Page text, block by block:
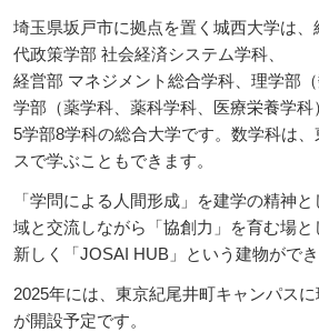
埼玉県坂戸市に拠点を置く城西大学は、
代政策学部 社会経済システム学科、
経営部 マネジメント総合学科、理学部
学部（薬学科、薬科学科、医療栄養学科
5学部8学科の総合大学です。数学科は
スで学ぶこともできます。
「学問による人間形成」を建学の精神
域と交流しながら「協創力」を育む場と
新しく「JOSAI HUB」という建物ができ
2025年には、東京紀尾井町キャンパス
が開設予定です。